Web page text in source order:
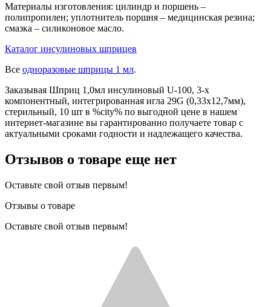
Материалы изготовления: цилиндр и поршень –
полипропилен; уплотнитель поршня – медицинская резина;
смазка – силиконовое масло.
Каталог инсулиновых шприцев
Все одноразовые шприцы 1 мл.
Заказывая Шприц 1,0мл инсулиновый U-100, 3-х
компонентный, интегрированная игла 29G (0,33x12,7мм),
стерильный, 10 шт в %city% по выгодной цене в нашем
интернет-магазине вы гарантированно получаете товар с
актуальными сроками годности и надлежащего качества.
Отзывов о товаре еще нет
Оставьте свой отзыв первым!
Отзывы о товаре
Оставьте свой отзыв первым!